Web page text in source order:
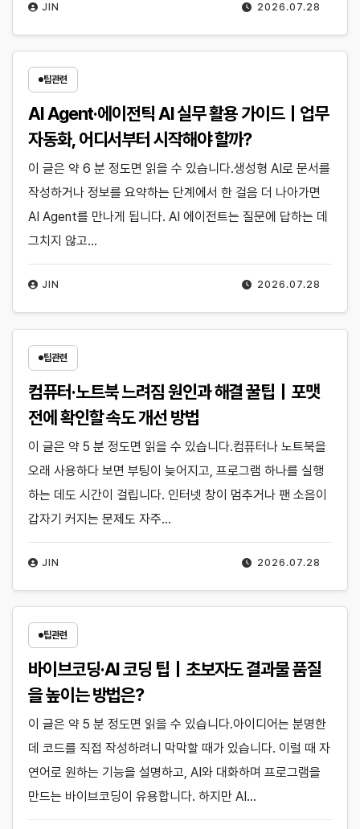
2026.07.28
JIN
팁관련
AI Agent·에이전틱 AI 실무 활용 가이드｜업무
자동화, 어디서부터 시작해야 할까?
2026.07.28
JIN
이 글은 약 6 분 정도면 읽을 수 있습니다.생성형 AI로 문서를
작성하거나 정보를 요약하는 단계에서 한 걸음 더 나아가면
AI Agent를 만나게 됩니다. AI 에이전트는 질문에 답하는 데
그치지 않고…
팁관련
컴퓨터·노트북 느려짐 원인과 해결 꿀팁｜포맷
전에 확인할 속도 개선 방법
2026.07.28
JIN
이 글은 약 5 분 정도면 읽을 수 있습니다.컴퓨터나 노트북을
오래 사용하다 보면 부팅이 늦어지고, 프로그램 하나를 실행
하는 데도 시간이 걸립니다. 인터넷 창이 멈추거나 팬 소음이
갑자기 커지는 문제도 자주…
팁관련
바이브코딩·AI 코딩 팁｜초보자도 결과물 품질
을 높이는 방법은?
이 글은 약 5 분 정도면 읽을 수 있습니다.아이디어는 분명한
데 코드를 직접 작성하려니 막막할 때가 있습니다. 이럴 때 자
연어로 원하는 기능을 설명하고, AI와 대화하며 프로그램을
만드는 바이브코딩이 유용합니다. 하지만 AI…